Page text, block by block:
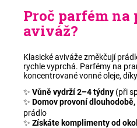
Proč parfém na
aviváž?
Klasické aviváže změkčují
rychle vyprchá. Parfémy na
koncentrované vonné oleje,
✨ Vůně vydrží 2–4 týdny (při
✨ Domov provoní dlouhodobě,
prádlo
✨ Získáte komplimenty od